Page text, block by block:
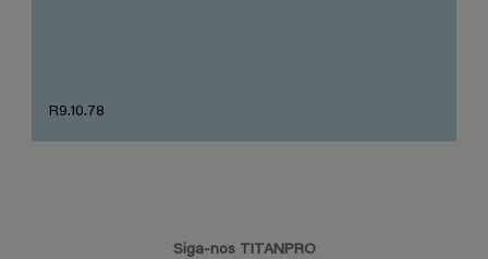
R9.10.78
Siga-nos TITANPRO